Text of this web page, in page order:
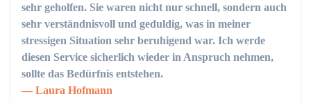
sehr geholfen. Sie waren nicht nur schnell, sondern auch
sehr verständnisvoll und geduldig, was in meiner
stressigen Situation sehr beruhigend war. Ich werde
diesen Service sicherlich wieder in Anspruch nehmen,
sollte das Bedürfnis entstehen.
Laura Hofmann